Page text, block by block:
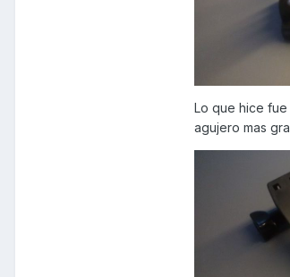
Lo que hice
agujero mas